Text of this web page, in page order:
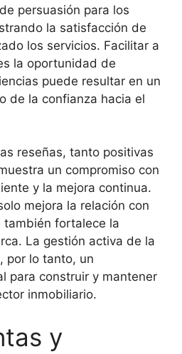
persuasión para los
la satisfacción de
los servicios. Facilitar a
la oportunidad de
puede resultar en un
de la confianza hacia el
reseñas, tanto positivas
un compromiso con
y la mejora continua.
mejora la relación con
también fortalece la
La gestión activa de la
por lo tanto, un
para construir y mantener
inmobiliario.
y